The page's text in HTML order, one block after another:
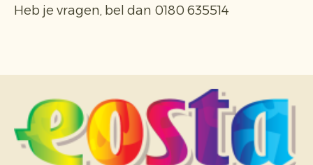
Heb je vragen, bel dan 0180 635514